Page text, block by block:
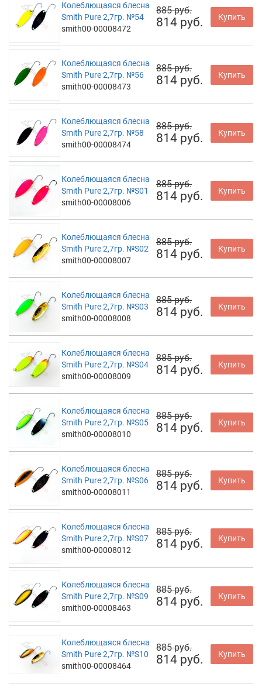
Колеблющаяся блесна
Smith Pure 2,7гр. №54
smith00-00008472
885 руб.
814 руб. Купить
Колеблющаяся блесна
Smith Pure 2,7гр. №56
smith00-00008473
885 руб.
814 руб. Купить
Колеблющаяся блесна
Smith Pure 2,7гр. №58
smith00-00008474
885 руб.
814 руб. Купить
Колеблющаяся блесна
Smith Pure 2,7гр. №S01
smith00-00008006
885 руб.
814 руб. Купить
Колеблющаяся блесна
Smith Pure 2,7гр. №S02
smith00-00008007
885 руб.
814 руб. Купить
Колеблющаяся блесна
Smith Pure 2,7гр. №S03
smith00-00008008
885 руб.
814 руб. Купить
Колеблющаяся блесна
Smith Pure 2,7гр. №S04
smith00-00008009
885 руб.
814 руб. Купить
Колеблющаяся блесна
Smith Pure 2,7гр. №S05
smith00-00008010
885 руб.
814 руб. Купить
Колеблющаяся блесна
Smith Pure 2,7гр. №S06
smith00-00008011
885 руб.
814 руб. Купить
Колеблющаяся блесна
Smith Pure 2,7гр. №S07
smith00-00008012
885 руб.
814 руб. Купить
Колеблющаяся блесна
Smith Pure 2,7гр. №S09
smith00-00008463
885 руб.
814 руб. Купить
Колеблющаяся блесна
Smith Pure 2,7гр. №S10
smith00-00008464
885 руб.
814 руб. Купить